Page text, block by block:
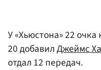
У «Хьюстона» 22
20 добавилДжеймс
отдал 12 передач.